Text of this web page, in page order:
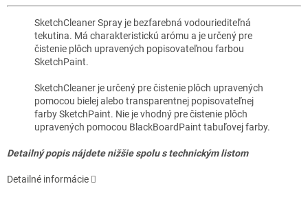
SketchCleaner Spray je bezfarebná vodouriediteľná
tekutina. Má charakteristickú arómu a je určený pre
čistenie plôch upravených popisovateľnou farbou
SketchPaint.
SketchCleaner je určený pre čistenie plôch upravených
pomocou bielej alebo transparentnej popisovateľnej
farby SketchPaint. Nie je vhodný pre čistenie plôch
upravených pomocou BlackBoardPaint tabuľovej farby.
Detailný popis nájdete nižšie spolu s technickým listom
Detailné informácie